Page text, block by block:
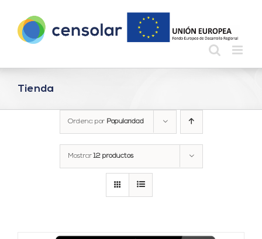
contenido
Tienda
Ordena por Popularidad
Mostrar12 productos